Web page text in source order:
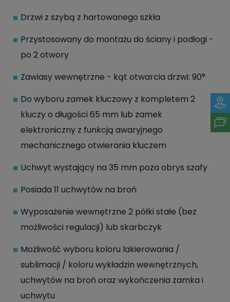
Drzwi z szybą z hartowanego szkła
Przystosowany do montażu do ściany i podłogi -
po 2 otwory
Zawiasy wewnętrzne - kąt otwarcia drzwi: 90°
Do wyboru zamek kluczowy z kompletem 2
kluczy o długości 65 mm lub zamek
elektroniczny z funkcją awaryjnego
mechanicznego otwierania kluczem
Uchwyt wystający na 35 mm poza obrys szafy
Posiada 11 uchwytów na broń
Wyposażenie wewnętrzne 2 półki stałe (bez
możliwości regulacji) lub skarbczyk
Możliwość wyboru koloru lakierowania /
sublimacji / koloru wykładzin wewnętrznych,
uchwytów na broń oraz wykończenia zamka i
uchwytu